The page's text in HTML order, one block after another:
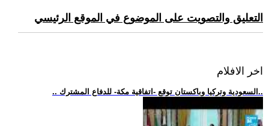
التعليق والتصويت على الموضوع في الموقع الرئيسي
اخر الافلام
.. السعودية وتركيا وباكستان توقع -اتفاقية مكة- للدفاع المشترك..